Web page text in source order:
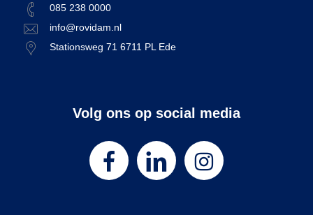
085 238 0000
info@rovidam.nl
Stationsweg 71 6711 PL Ede
Volg ons op social media